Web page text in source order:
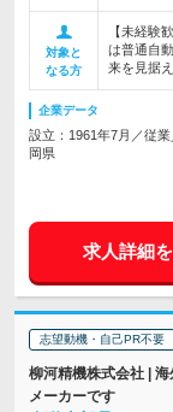
対象と
なる方
【未経験
は普通自
来を見据
企業データ
設立：1961年7月／従
岡県
求人詳細
志望動機・自己PR不要
柳河精機株式会社 |
メーカーです